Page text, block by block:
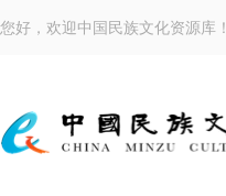
您好，欢迎中国民族文化资源库！